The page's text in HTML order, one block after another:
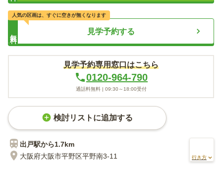
見学予約する
人気の区画は、すぐに空きが無くなります
見学予約専用窓口はこちら
0120-964-790
通話料無料 | 09:30～18:00受付
検討リストに追加する
出戸駅から1.7km
大阪府大阪市平野区平野南3-11
行き方